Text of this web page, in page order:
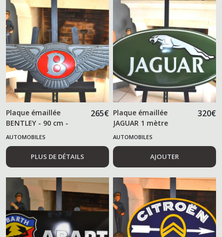
Plaque émaillée
BENTLEY - 90 cm -
265€
AUTOMOBILES
PLUS DE DÉTAILS
Plaque émaillée
JAGUAR 1 mètre
320€
AUTOMOBILES
AJOUTER